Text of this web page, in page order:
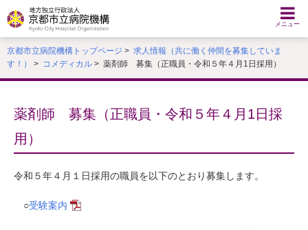
文
へ
移
す
メニュー
京都市立病院機構トップページ > 求人情報（共に働く仲間を募集していま
す！）
> コメディカル > 薬剤師 募集（正職員・令和５年４月1日採用）
薬剤師 募集（正職員・令和５年４月1日採
用）
令和５年４月１日採用の職員を以下のとおり募集します。
○受験案内